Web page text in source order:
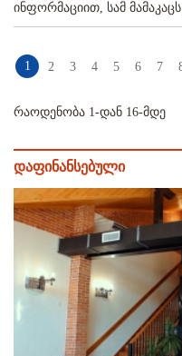
ინფორმაციით, სამ
1 2 3 4 5 6 7
რაოდენობა 1-დან 16-მდე
დაფინანსებული